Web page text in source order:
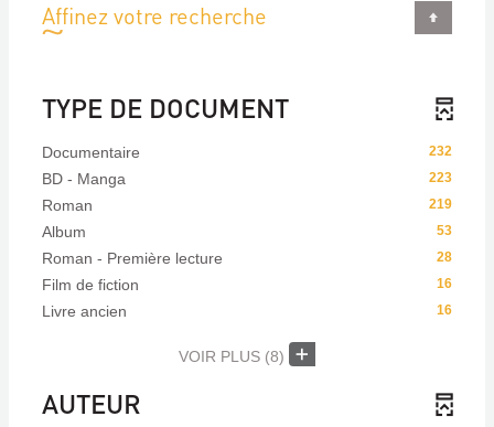
Affinez votre recherche
TYPE DE DOCUMENT
232
Documentaire
223
BD - Manga
219
Roman
53
Album
28
Roman - Première lecture
16
Film de fiction
16
Livre ancien
VOIR PLUS (8)
AUTEUR